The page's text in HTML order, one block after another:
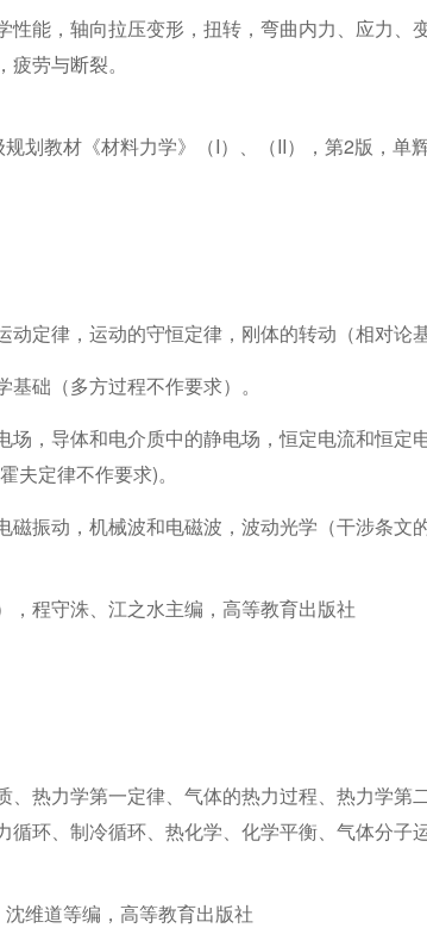
性能，轴向拉压变形，扭转，弯曲内力、应力
劳与断裂。
划教材《材料力学》（I）、（II），第2版，单
动定律，运动的守恒定律，刚体的转动（相对论
础（多方过程不作要求）。
场，导体和电介质中的静电场，恒定电流和恒
夫定律不作要求)。
振动，机械波和电磁波，波动光学（干涉条文
，程守洙、江之水主编，高等教育出版社
、热力学第一定律、气体的热力过程、热力学
循环、制冷循环、热化学、化学平衡、气体分子
沈维道等编，高等教育出版社